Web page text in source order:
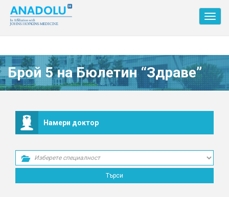
Брой 5 на Бюлетин “Здраве”
Намери доктор